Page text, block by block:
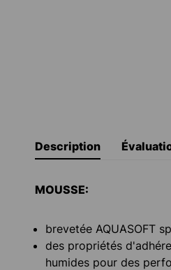
Description
MOUSSE:
brevetée AQUASOFT
des propriétés
humides pour des